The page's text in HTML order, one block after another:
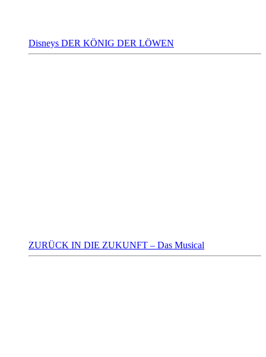
Disneys DER KÖNIG DER LÖWEN
ZURÜCK IN DIE ZUKUNFT – Das Musical